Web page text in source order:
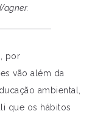
por
vão além da
ambiental,
que os hábitos